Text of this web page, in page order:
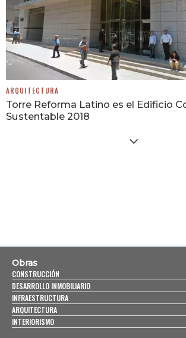
ARQUITECTURA
Torre Reforma Latino es el Edificio
Sustentable 2018
Obras
CONSTRUCCIÓN
DESARROLLO INMOBILIARIO
INFRAESTRUCTURA
ARQUITECTURA
INTERIORISMO